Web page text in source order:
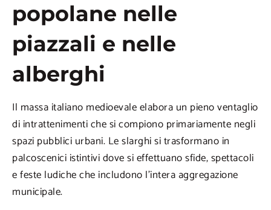
popolane nelle
piazzali e nelle
alberghi
Il massa italiano medioevale elabora un pieno ventaglio
di intrattenimenti che si compiono primariamente negli
spazi pubblici urbani. Le slarghi si trasformano in
palcoscenici istintivi dove si effettuano sfide, spettacoli
e feste ludiche che includono l’intera aggregazione
municipale.